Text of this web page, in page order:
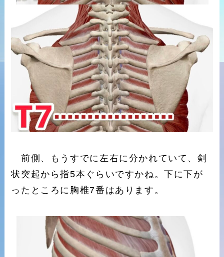
前側、もうすでに左右に分かれていて、剣
状突起から指5本ぐらいですかね。下に下が
ったところに胸椎7番はあります。